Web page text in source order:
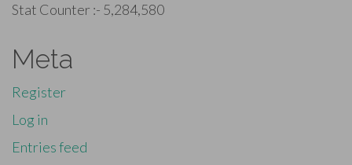
Stat Counter :- 5,284,580
Meta
Register
Log in
Entries feed